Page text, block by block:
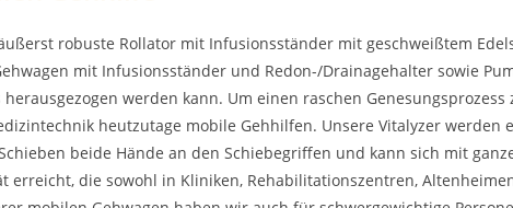
robuste Rollator mit Infusionsständer mit geschweißtem
mit Infusionsständer und Redon-/Drainagehalter sowie
werden kann. Um einen raschen
heutzutage mobile Gehhilfen. Unsere Vitalyzer werden
beide Hände an den Schiebegriffen und kann sich mit
die sowohl in Kliniken, Rehabilitationszentren,